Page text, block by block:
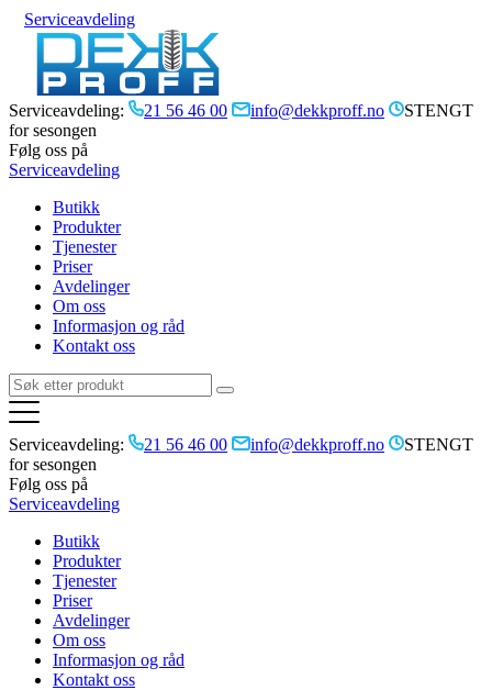
Serviceavdeling
Serviceavdeling: 21 56 46 00 info@dekkproff.no
STENGT
for sesongen
Følg oss på
Serviceavdeling
Butikk
Produkter
Tjenester
Priser
Avdelinger
Om oss
Informasjon og råd
Kontakt oss
Serviceavdeling: 21 56 46 00 info@dekkproff.no
STENGT
for sesongen
Følg oss på
Serviceavdeling
Butikk
Produkter
Tjenester
Priser
Avdelinger
Om oss
Informasjon og råd
Kontakt oss